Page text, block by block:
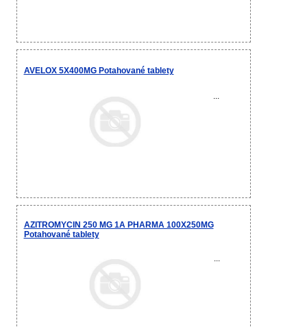
AVELOX 5X400MG Potahované tablety
...
AZITROMYCIN 250 MG 1A PHARMA 100X250MG
Potahované tablety
...